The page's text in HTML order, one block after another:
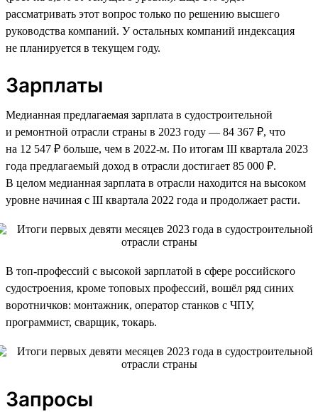
рассматривать этот вопрос только по решению высшего
руководства компаний. У остальных компаний индексация
не планируется в текущем году.
Зарплаты
Медианная предлагаемая зарплата в судостроительной
и ремонтной отрасли страны в 2023 году — 84 367 ₽, что
на 12 547 ₽ больше, чем в 2022-м. По итогам III квартала 2023
года предлагаемый доход в отрасли достигает 85 000 ₽.
В целом медианная зарплата в отрасли находится на высоком
уровне начиная с III квартала 2022 года и продолжает расти.
В топ-профессий с высокой зарплатой в сфере российского
судостроения, кроме топовых профессий, вошёл ряд синих
воротничков: монтажник, оператор станков с ЧПУ,
программист, сварщик, токарь.
Запросы